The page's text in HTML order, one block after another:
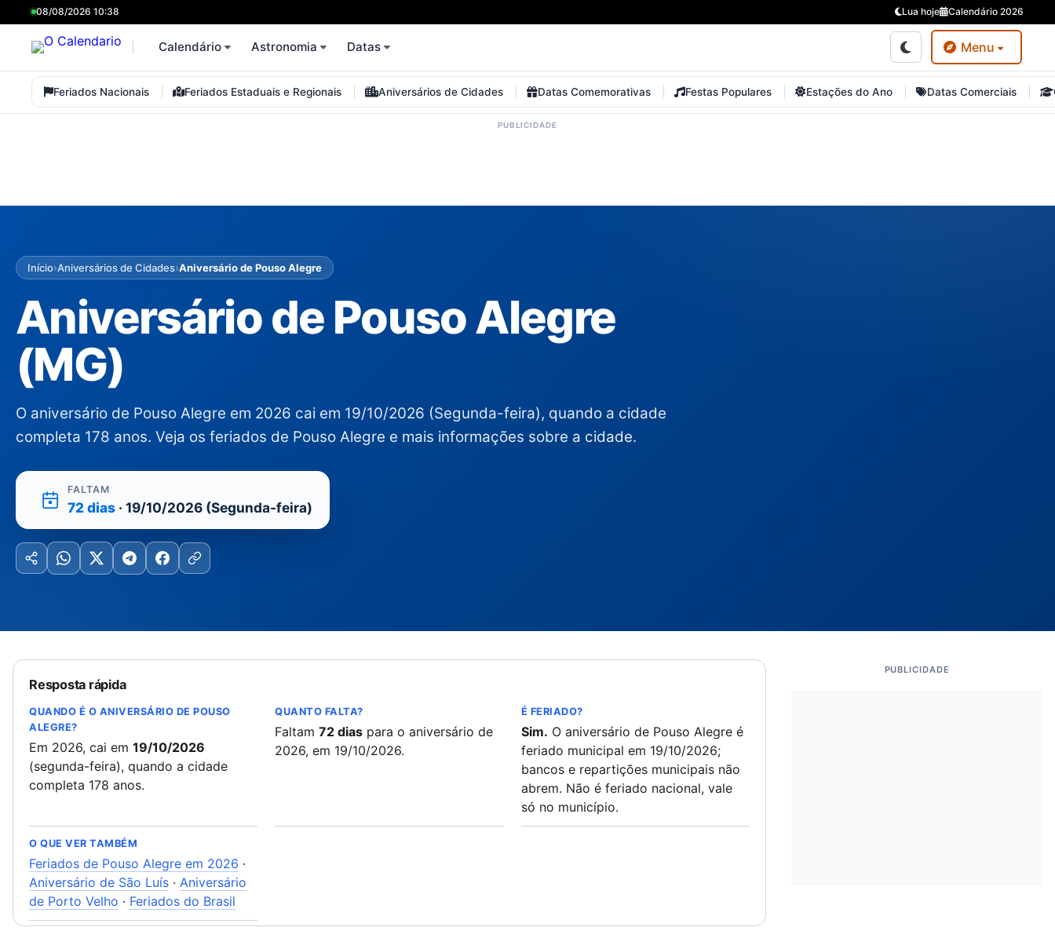
08/08/2026 10:38 Lua hoje Calendário 2026
Calendário Astronomia Datas Menu
Feriados Nacionais Feriados Estaduais e Regionais Aniversários de Cidades Datas Comemorativas Festas Populares Estações do Ano Datas Comerciais
Início›Aniversários de Cidades›Aniversário de Pouso Alegre
Aniversário de Pouso Alegre
(MG)
O aniversário de Pouso Alegre em 2026 cai em 19/10/2026 (Segunda-feira), quando a cidade
completa 178 anos. Veja os feriados de Pouso Alegre e mais informações sobre a cidade.
FALTAM
72 dias · 19/10/2026 (Segunda-feira)
Resposta rápida
QUANDO É O ANIVERSÁRIO DE POUSO
ALEGRE?
Em 2026, cai em 19/10/2026
(segunda-feira), quando a cidade
completa 178 anos.
QUANTO FALTA?
Faltam72 dias para o aniversário de
2026, em 19/10/2026.
É FERIADO?
Sim. O aniversário de Pouso Alegre é
feriado municipal em 19/10/2026;
bancos e repartições municipais não
abrem. Não é feriado nacional, vale
só no município.
O QUE VER TAMBÉM
Feriados de Pouso Alegre em 2026 ·
Aniversário de São Luís · Aniversário
de Porto Velho · Feriados do Brasil
PUBLICIDADE